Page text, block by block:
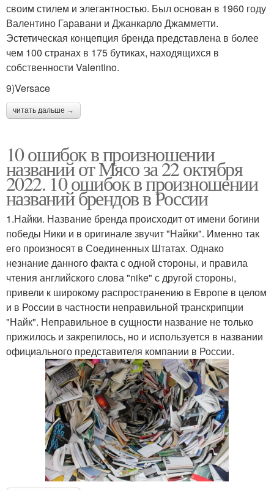
своим стилем и элегантностью. Был основан в 1960 году
Валентино Гаравани и Джанкарло Джамметти.
Эстетическая концепция бренда представлена в более
чем 100 странах в 175 бутиках, находящихся в
собственности Valentino.
9)Versace
читать дальше →
10 ошибок в произношении
названий от Мясо за 22 октября
2022. 10 ошибок в произношении
названий брендов в России
1.Найки. Название бренда происходит от имени богини
победы Ники и в оригинале звучит "Найки". Именно так
его произносят в Соединенных Штатах. Однако
незнание данного факта с одной стороны, и правила
чтения английского слова "nike" с другой стороны,
привели к широкому распространению в Европе в целом
и в России в частности неправильной транскрипции
"Найк". Неправильное в сущности название не только
прижилось и закрепилось, но и используется в названии
официального представителя компании в России.